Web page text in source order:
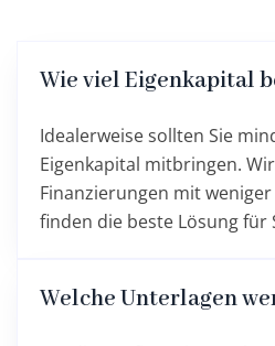
Wie viel Eigenkapital
Idealerweise sollten Sie
Eigenkapital mitbringen.
Finanzierungen mit
finden die beste Lösung für
Welche Unterlagen